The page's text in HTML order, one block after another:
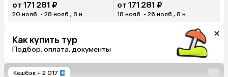
от 171 281 ₽
20 нояб. - 28 нояб., 8 н.
от 171 281 ₽
18 нояб. - 26 нояб., 8 н.
Как купить тур
Подбор, оплата, документы
Кешбэк + 2 017